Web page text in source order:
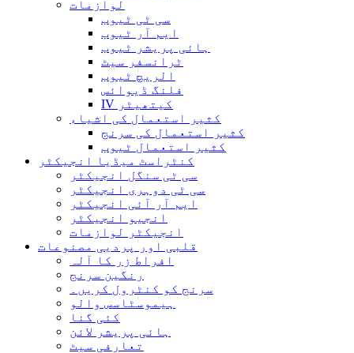
لوازمات
سی ٹی ٹیوب
ایم آر ٹیوب
ہائی پریشر ٹیوب
ٹرانسفر سیٹ
الریچ ٹیوب
فلنگ ڈیوائس
IV کیتھیٹر
کثیر استعمال کی اشیاء
کثیر استعمال کی سرنج
کثیر استعمال ٹیوب
کنٹراسٹ میڈیا انجیکٹر
سی ٹی سنگل انجیکٹر
سی ٹی دوہری انجیکٹر
ایم آر آئی انجیکٹر
انجیو انجیکٹر
انجیکٹر لوازمات
قلبی اور پردیی مصنوعات
افراط زر کا آلہ
رنگین سرنج
سرنج کو کنٹرول کریں۔
ہیموسٹاسس والو
کئی گنا
ہائی پریشر لائن
تعارفی سیٹ